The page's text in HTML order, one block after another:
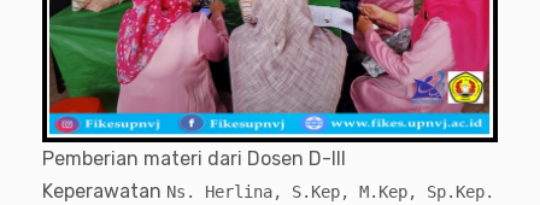
Pemberian materi dari Dosen D-III
Keperawatan Ns. Herlina, S.Kep, M.Kep, Sp.Kep.